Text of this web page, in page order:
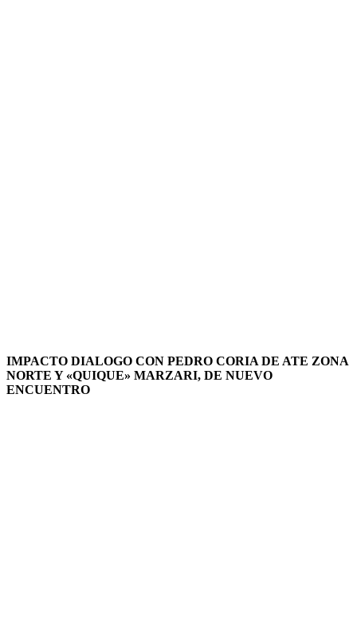
IMPACTO DIALOGO CON PEDRO CORIA DE ATE ZONA
NORTE Y «QUIQUE» MARZARI, DE NUEVO
ENCUENTRO